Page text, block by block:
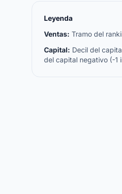
Leyenda
Ventas: Tramo del
Capital: Decil del
del capital negativo (-1